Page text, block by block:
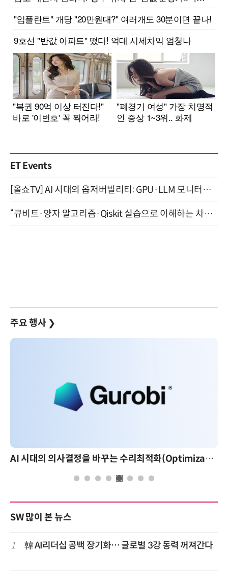
ET Events
[올쇼TV] AI 시대의 옵저버빌리티: GPU·LLM 모니터링부터 AI 기반 장애 대응까지 (8/11 생방송)
“큐비트·양자 알고리즘·Qiskit 실습으로 이해하는 차세대 컴퓨팅” (8/28)
주요 행사 ❯
AI 시대의 의사결정을 바꾸는 수리최적화(Optimization): 실제 산업 적용 사례와 활용 전략
SW 많이 본 뉴스
1 韓 AI리더십 공백 장기화… 글로벌 3강 동력 꺼져간다